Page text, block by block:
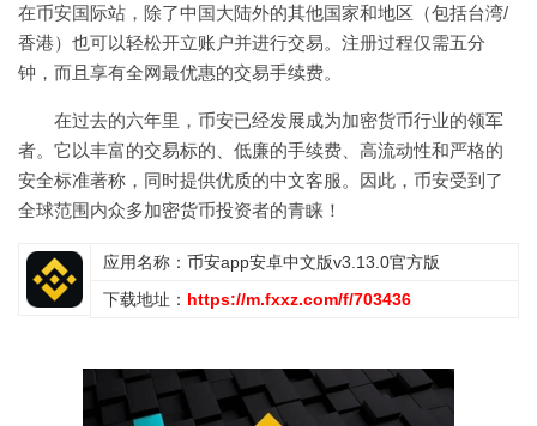
在币安国际站，除了中国大陆外的其他国家和地区（包括台湾/
香港）也可以轻松开立账户并进行交易。注册过程仅需五分
钟，而且享有全网最优惠的交易手续费。
在过去的六年里，币安已经发展成为加密货币行业的领军
者。它以丰富的交易标的、低廉的手续费、高流动性和严格的
安全标准著称，同时提供优质的中文客服。因此，币安受到了
全球范围内众多加密货币投资者的青睐！
应用名称：币安app安卓中文版v3.13.0官方版
下载地址： https://m.fxxz.com/f/703436